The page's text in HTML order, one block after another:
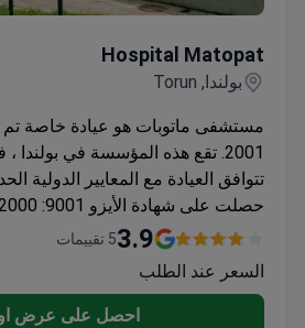
Hospital Matopat
بولندا, Torun
مستشفى ماتوبات هو عيادة خاصة تم
2001. تقع هذه المؤسسة في بولندا
حصلت على شهادة الأيزو 9001: 2000.
3.95 تقييمات
السعر عند الطلب
احصل على عرض